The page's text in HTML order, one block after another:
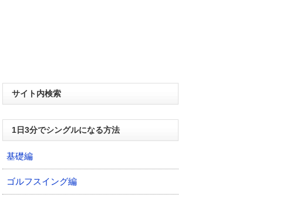
サイト内検索
1日3分でシングルになる方法
基礎編
ゴルフスイング編